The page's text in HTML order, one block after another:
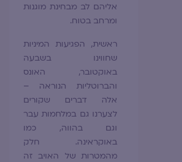
אליהם לב מבחינת מוגנות
ומרחב בטוח.
ראשית, הפגיעות המיניות
שחווינו בשבעה
באוקטובר, האונס
והברוטליות הנוראה –
אלה דברים שקורים
לצערנו גם במלחמות עבר
וגם בהווה, כמו
באוקראינה. חלק
מהמטרות של האויב זה